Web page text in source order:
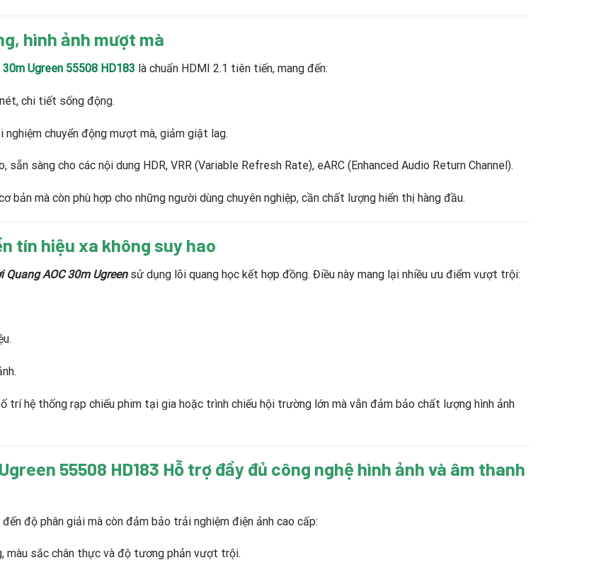
hình ảnh mượt mà
30m Ugreen 55508 HD183 là chuẩn HDMI 2.1 tiên tiến, mang đến:
chi tiết sống động.
chuyển động mượt mà, giảm giật lag.
sàng cho các nội dung HDR, VRR (Variable Refresh Rate), eARC (Enhanced Audio Return Channel).
bản mà còn phù hợp cho những người dùng chuyên nghiệp, cần chất lượng hiển thị hàng đầu.
tín hiệu xa không suy hao
Quang AOC 30m Ugreensử dụng lõi quang học kết hợp đồng. Điều này mang lại nhiều ưu điểm vượt trội:
trí hệ thống rạp chiếu phim tại gia hoặc trình chiếu hội trường lớn mà vẫn đảm bảo chất lượng hình ảnh
55508 HD183 Hỗ trợ đầy đủ công nghệ hình ảnh và âm thanh
độ phân giải mà còn đảm bảo trải nghiệm điện ảnh cao cấp:
màu sắc chân thực và độ tương phản vượt trội.